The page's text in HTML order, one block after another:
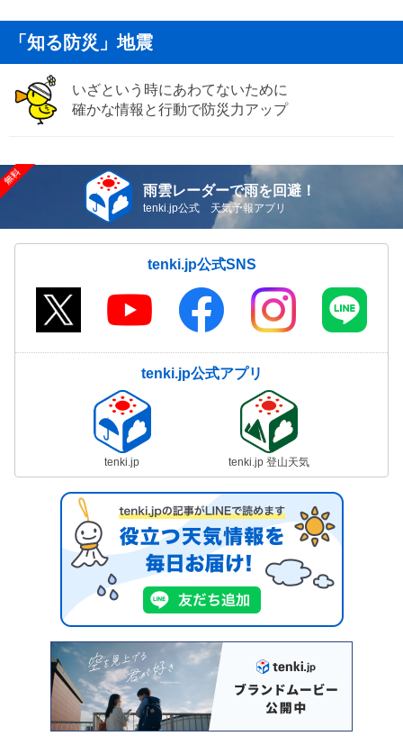
「知る防災」地震
いざという時にあわてないために
確かな情報と行動で防災力アップ
雨雲レーダーで雨を回避！
tenki.jp公式 天気予報アプリ
tenki.jp公式SNS
tenki.jp公式アプリ
tenki.jp tenki.jp 登山天気